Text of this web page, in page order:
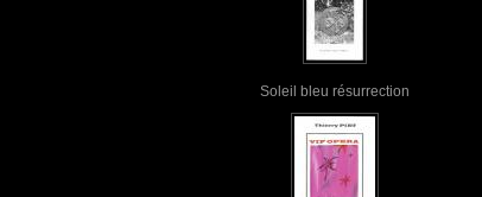
Soleil bleu résurrection